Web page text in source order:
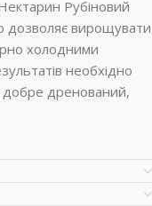
Рубіновий
дозволяє вирощувати
холодними
необхідно
добре дренований,